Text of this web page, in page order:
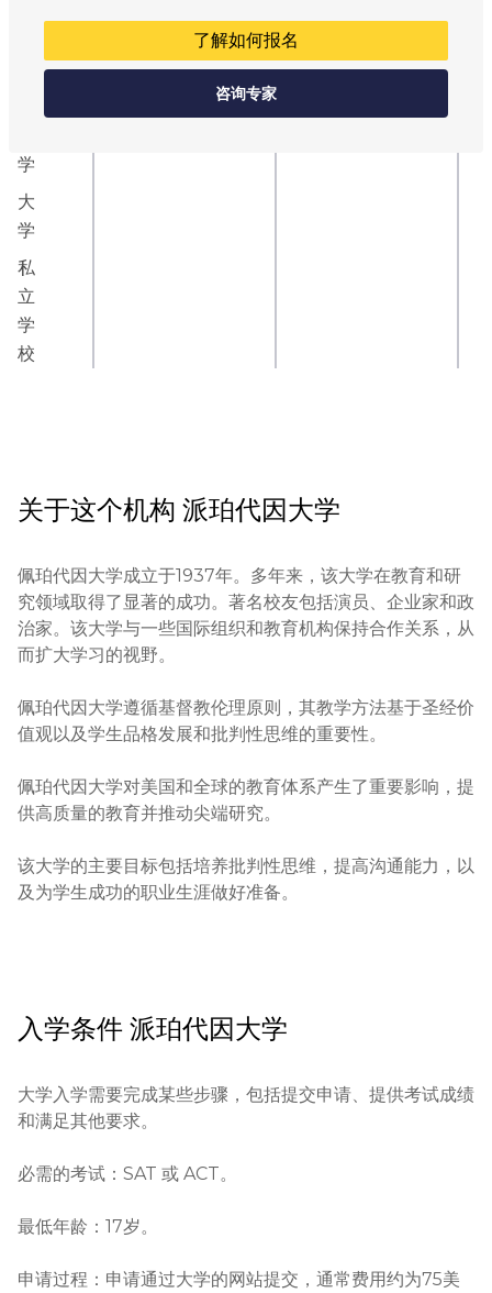
了解如何报名
咨询专家
学
大
学
私
立
学
校
18+
全职
兼读制
关于这个机构 派珀代因大学
佩珀代因大学成立于1937年。多年来，该大学在教育和研
究领域取得了显著的成功。著名校友包括演员、企业家和政
治家。该大学与一些国际组织和教育机构保持合作关系，从
而扩大学习的视野。
佩珀代因大学遵循基督教伦理原则，其教学方法基于圣经价
值观以及学生品格发展和批判性思维的重要性。
佩珀代因大学对美国和全球的教育体系产生了重要影响，提
供高质量的教育并推动尖端研究。
该大学的主要目标包括培养批判性思维，提高沟通能力，以
及为学生成功的职业生涯做好准备。
入学条件 派珀代因大学
大学入学需要完成某些步骤，包括提交申请、提供考试成绩
和满足其他要求。
必需的考试：SAT 或 ACT。
最低年龄：17岁。
申请过程：申请通过大学的网站提交，通常费用约为75美